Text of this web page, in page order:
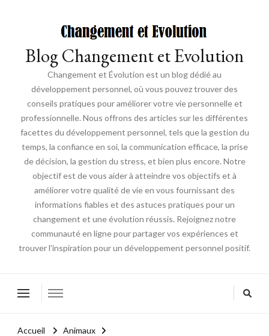
Blog Changement et Evolution
Changement et Évolution est un blog dédié au
développement personnel, où vous pouvez trouver des
conseils pratiques pour améliorer votre vie personnelle et
professionnelle. Nous offrons des articles sur les différentes
facettes du développement personnel, tels que la gestion du
temps, la confiance en soi, la communication efficace, la prise
de décision, la gestion du stress, et bien plus encore. Notre
objectif est de vous aider à atteindre vos objectifs et à
améliorer votre qualité de vie en vous fournissant des
informations fiables et des astuces pratiques pour un
changement et une évolution réussis. Rejoignez notre
communauté en ligne pour partager vos expériences et
trouver l'inspiration pour un développement personnel positif.
Accueil
Animaux